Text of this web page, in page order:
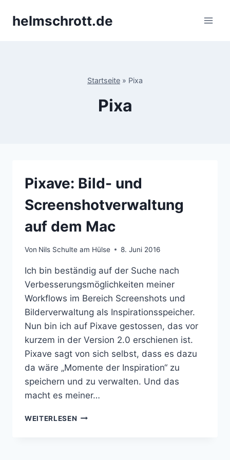
Inhalthelmschrott.de
Startseite » Pixa
Pixa
Pixave: Bild- und
Screenshotverwaltung
auf dem Mac
Von Nils Schulte am Hülse 8. Juni 2016
Ich bin beständig auf der Suche nach
Verbesserungsmöglichkeiten meiner
Workflows im Bereich Screenshots und
Bilderverwaltung als Inspirationsspeicher.
Nun bin ich auf Pixave gestossen, das vor
kurzem in der Version 2.0 erschienen ist.
Pixave sagt von sich selbst, dass es dazu
da wäre „Momente der Inspiration“ zu
speichern und zu verwalten. Und das
macht es meiner…
WEITERLESEN PIXAVE: